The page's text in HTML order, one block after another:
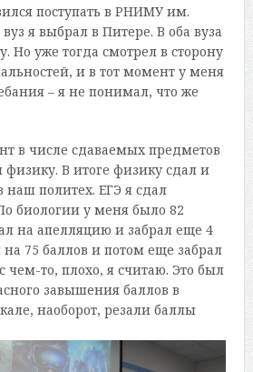
поступать в РНИМУ им.
я выбрал в Питере. В оба вуза
Но уже тогда смотрел в сторону
и в тот момент у меня
– я не понимал, что же
в числе сдаваемых предметов
В итоге физику сдал и
политех. ЕГЭ я сдал
биологии у меня было 82
на апелляцию и забрал еще 4
75 баллов и потом еще забрал
чем-то, плохо, я считаю. Это был
завышения баллов в
наоборот, резали баллы